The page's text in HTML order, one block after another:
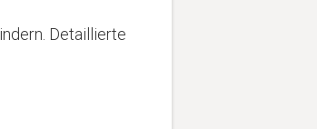
Detaillierte